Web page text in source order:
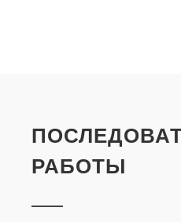
РАБОТЫ